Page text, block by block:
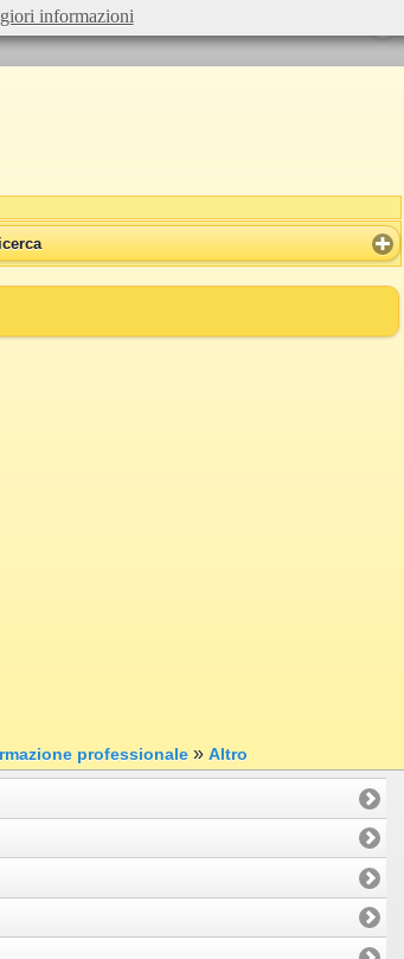
professionale» Altro
informazioni